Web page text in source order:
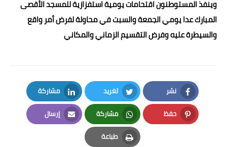
وينفذ المستوطنون اقتحامات يومية استفزازية للمسجد الأقصى
المبارك عدا يومي الجمعة والسبت في محاولة لفرض أمر واقع
والسيطرة عليه وفرض التقسيم الزماني والمكاني
نشر
Facebook
تغريد
Twitter
مشاركة
LinkedIn
حفظ
Pinterest
مشاركة
Whatsapp
إرسال
Email
طباعة